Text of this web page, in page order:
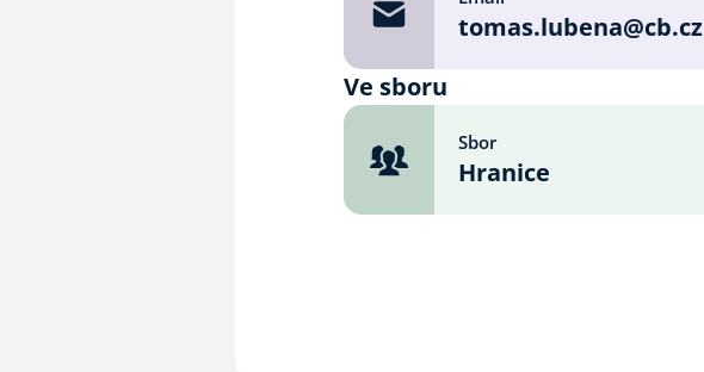
tomas.lubena@cb.cz
Ve sboru
Sbor
Hranice